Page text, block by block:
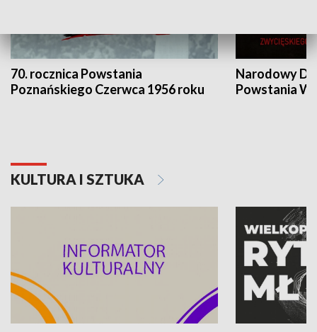
70. rocznica Powstania
Poznańskiego Czerwca 1956 roku
Narodowy
Powstania
KULTURA I SZTUKA